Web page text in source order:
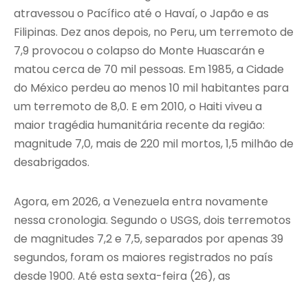
atravessou o Pacífico até o Havaí, o Japão e as
Filipinas. Dez anos depois, no Peru, um terremoto de
7,9 provocou o colapso do Monte Huascarán e
matou cerca de 70 mil pessoas. Em 1985, a Cidade
do México perdeu ao menos 10 mil habitantes para
um terremoto de 8,0. E em 2010, o Haiti viveu a
maior tragédia humanitária recente da região:
magnitude 7,0, mais de 220 mil mortos, 1,5 milhão de
desabrigados.
Agora, em 2026, a Venezuela entra novamente
nessa cronologia. Segundo o USGS, dois terremotos
de magnitudes 7,2 e 7,5, separados por apenas 39
segundos, foram os maiores registrados no país
desde 1900. Até esta sexta-feira (26), as